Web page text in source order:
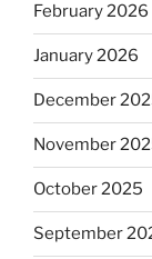
February 2026
January 2026
December
November
October 2025
September